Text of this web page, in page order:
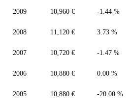
2009 10,960 € -1.44 %
2008 11,120 € 3.73 %
2007 10,720 € -1.47 %
2006 10,880 € 0.00 %
2005 10,880 € -20.00 %